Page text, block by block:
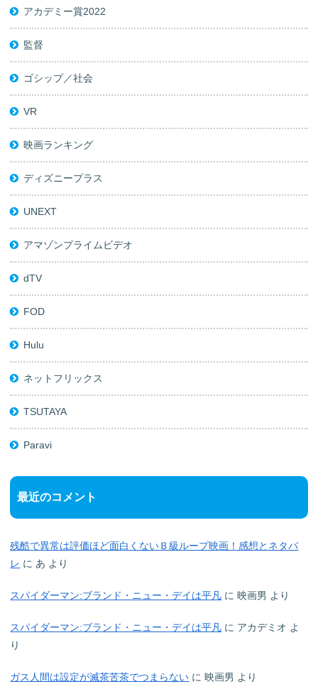
アカデミー賞2022
監督
ゴシップ／社会
VR
映画ランキング
ディズニープラス
UNEXT
アマゾンプライムビデオ
dTV
FOD
Hulu
ネットフリックス
TSUTAYA
Paravi
最近のコメント
残酷で異常は評価ほど面白くないＢ級ループ映画！感想とネタバ
レ に あ より
スパイダーマン:ブランド・ニュー・デイは平凡 に映画男 より
スパイダーマン:ブランド・ニュー・デイは平凡 に アカデミオ よ
り
ガス人間は設定が滅茶苦茶でつまらない に映画男 より